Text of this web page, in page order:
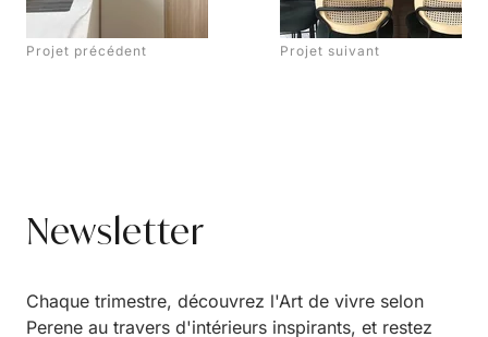
Projet précédent Projet suivant
Newsletter
Chaque trimestre, découvrez l'Art de vivre selon
Perene au travers d'intérieurs inspirants, et restez